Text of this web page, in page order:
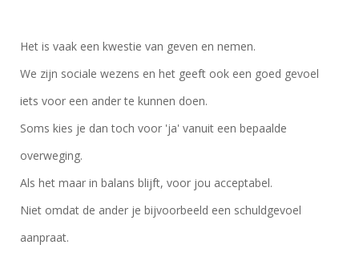
Het is vaak een kwestie van geven en nemen.
We zijn sociale wezens en het geeft ook een goed gevoel
iets voor een ander te kunnen doen.
Soms kies je dan toch voor 'ja' vanuit een bepaalde
overweging.
Als het maar in balans blijft, voor jou acceptabel.
Niet omdat de ander je bijvoorbeeld een schuldgevoel
aanpraat.